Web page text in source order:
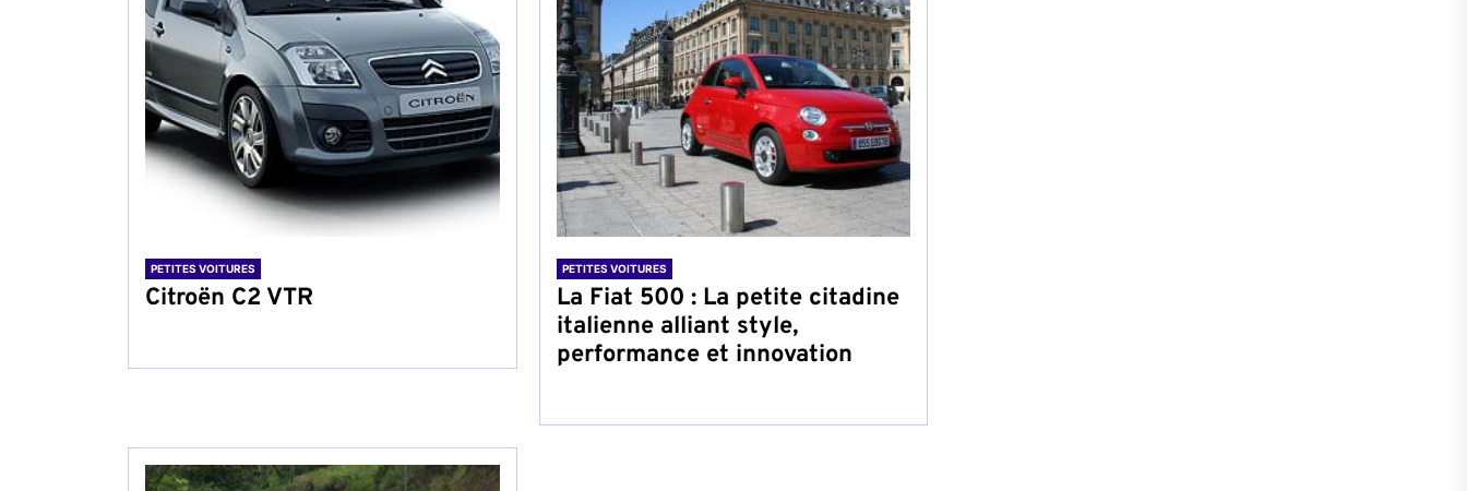
PETITES VOITURES
Citroën C2 VTR
PETITES VOITURES
La Fiat 500 : La petite citadine
italienne alliant style,
performance et innovation